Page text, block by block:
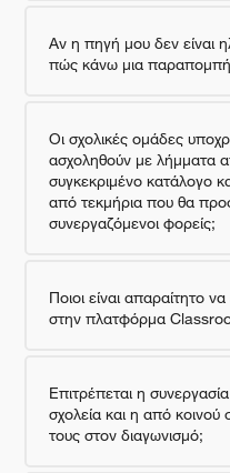
Αν η πηγή μου δεν είναι
Οι σχολικές ομάδες
ασχοληθούν με λήμματα
συγκεκριμένο κατάλογο
από τεκμήρια που θα
συνεργαζόμενοι
Ποιοι είναι απαραίτητο
στην πλατφόρμα
Επιτρέπεται η
σχολεία και η από κοινού
τους στον